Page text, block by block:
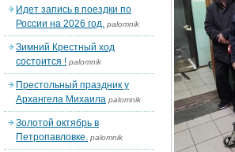
Идет запись в поездки по
России на 2026 год. palomnik
Зимний Крестный ход
состоится ! palomnik
Престольный праздник у
Архангела Михаила palomnik
Золотой октябрь в
Петропавловке. palomnik